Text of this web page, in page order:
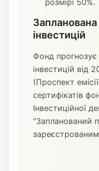
розмірі 50%.
інвестицій
Фонд прогнозує
інвестицій від
(Проспект
сертифікатів
Інвестиційної
"Запланований